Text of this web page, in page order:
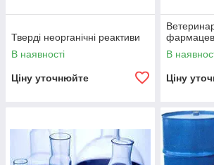
Тверді неорганічні реактиви
В наявності
Ціну уточнюйте
В
Ціну